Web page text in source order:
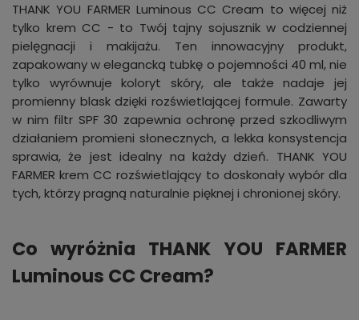
THANK YOU FARMER Luminous CC Cream to więcej niż
tylko krem CC - to Twój tajny sojusznik w codziennej
pielęgnacji i makijażu. Ten innowacyjny produkt,
zapakowany w elegancką tubkę o pojemności 40 ml, nie
tylko wyrównuje koloryt skóry, ale także nadaje jej
promienny blask dzięki rozświetlającej formule. Zawarty
w nim filtr SPF 30 zapewnia ochronę przed szkodliwym
działaniem promieni słonecznych, a lekka konsystencja
sprawia, że jest idealny na każdy dzień. THANK YOU
FARMER krem CC rozświetlający to doskonały wybór dla
tych, którzy pragną naturalnie pięknej i chronionej skóry.
Co wyróżnia THANK YOU FARMER
Luminous CC Cream?